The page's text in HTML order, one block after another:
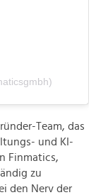
Team, das
und KI-
Finmatics,
zu
den Nerv der